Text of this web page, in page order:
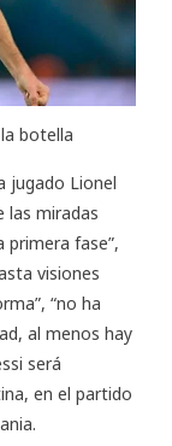
botella
jugado Lionel
las miradas
fase”,
visiones
“no ha
al menos hay
será
en el partido